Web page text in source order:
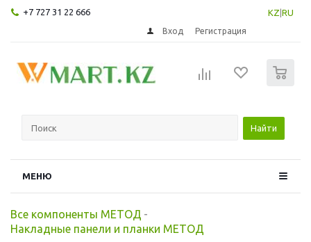
+7 727 31 22 666 KZ RU
Вход Регистрация
Найти
МЕНЮ
Все компоненты МЕТОД -
Накладные панели и планки МЕТОД